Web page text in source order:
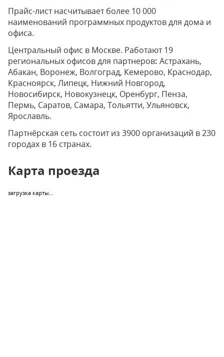
Прайс-лист насчитывает более 10 000
наименований программных продуктов для дома и
офиса.
Центральный офис в Москве. Работают 19
региональных офисов для партнеров: Астрахань,
Абакан, Воронеж, Волгоград, Кемерово, Краснодар,
Красноярск, Липецк, Нижний Новгород,
Новосибирск, Новокузнецк, Оренбург, Пенза,
Пермь, Саратов, Самара, Тольятти, Ульяновск,
Ярославль.
Партнёрская сеть состоит из 3900 организаций в 230
городах в 16 странах.
Карта проезда
загрузка карты...